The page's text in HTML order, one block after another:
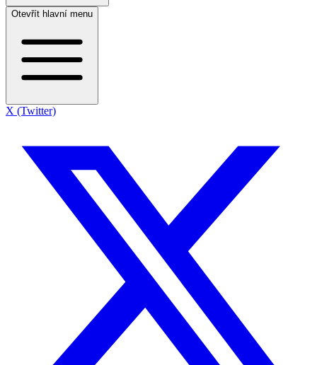
Otevřít hlavní menu
X (Twitter)